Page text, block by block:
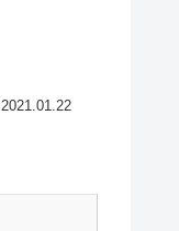
2021.01.22